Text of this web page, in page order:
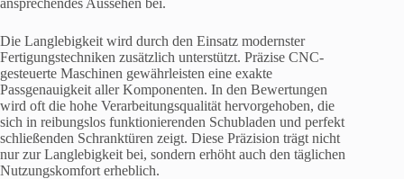
Die Langlebigkeit wird durch den Einsatz modernster
Fertigungstechniken zusätzlich unterstützt. Präzise CNC-
gesteuerte Maschinen gewährleisten eine exakte
Passgenauigkeit aller Komponenten. In den Bewertungen
wird oft die hohe Verarbeitungsqualität hervorgehoben, die
sich in reibungslos funktionierenden Schubladen und perfekt
schließenden Schranktüren zeigt. Diese Präzision trägt nicht
nur zur Langlebigkeit bei, sondern erhöht auch den täglichen
Nutzungskomfort erheblich.